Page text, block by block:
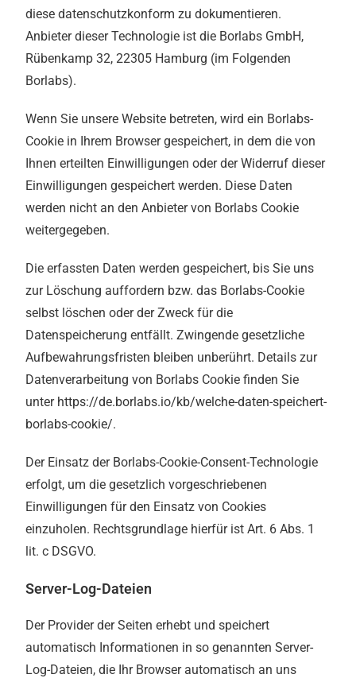
diese datenschutzkonform zu dokumentieren.
Anbieter dieser Technologie ist die Borlabs GmbH,
Rübenkamp 32, 22305 Hamburg (im Folgenden
Borlabs).
Wenn Sie unsere Website betreten, wird ein Borlabs-
Cookie in Ihrem Browser gespeichert, in dem die von
Ihnen erteilten Einwilligungen oder der Widerruf dieser
Einwilligungen gespeichert werden. Diese Daten
werden nicht an den Anbieter von Borlabs Cookie
weitergegeben.
Die erfassten Daten werden gespeichert, bis Sie uns
zur Löschung auffordern bzw. das Borlabs-Cookie
selbst löschen oder der Zweck für die
Datenspeicherung entfällt. Zwingende gesetzliche
Aufbewahrungsfristen bleiben unberührt. Details zur
Datenverarbeitung von Borlabs Cookie finden Sie
unter https://de.borlabs.io/kb/welche-daten-speichert-
borlabs-cookie/.
Der Einsatz der Borlabs-Cookie-Consent-Technologie
erfolgt, um die gesetzlich vorgeschriebenen
Einwilligungen für den Einsatz von Cookies
einzuholen. Rechtsgrundlage hierfür ist Art. 6 Abs. 1
lit. c DSGVO.
Server-Log-Dateien
Der Provider der Seiten erhebt und speichert
automatisch Informationen in so genannten Server-
Log-Dateien, die Ihr Browser automatisch an uns